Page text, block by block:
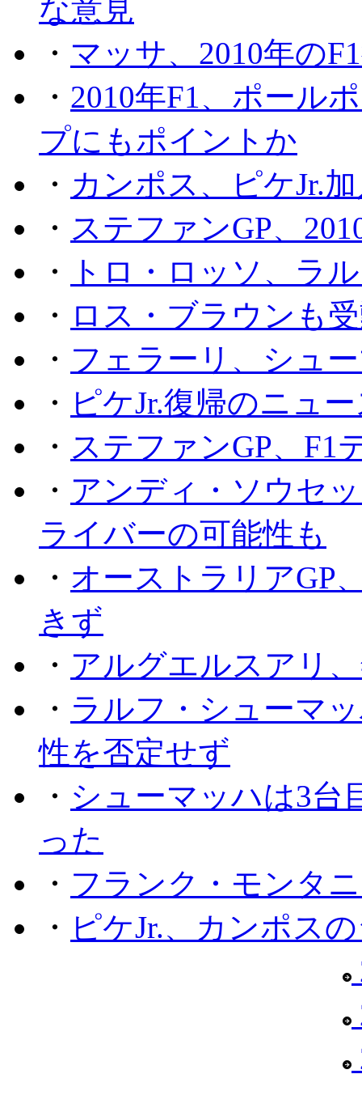
な意見
・ マッサ、2010年の
・ 2010年F1、ポール
プにもポイントか
・ カンポス、ピケJr.
・ ステファンGP、
・
トロ・ロッソ、ラ
・ ロス・ブラウンも
・ フェラーリ、シュ
・ ピケJr.復帰のニュ
・ ステファンGP、F1
・ アンディ・ソウセ
ライバーの可能性も
・ オーストラリアGP
きず
・ アルグエルスアリ
・ ラルフ・シューマ
性を否定せず
・ シューマッハは3台
った
・ フランク・モンタ
・ ピケJr.、カンポス